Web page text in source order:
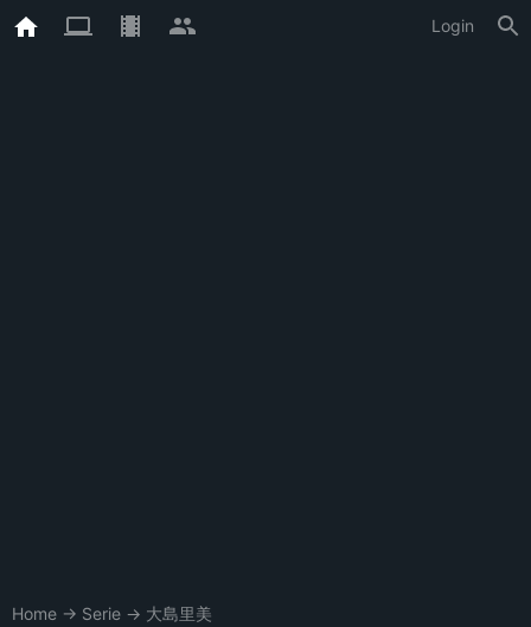
Login
Home → Serie → 大島里美